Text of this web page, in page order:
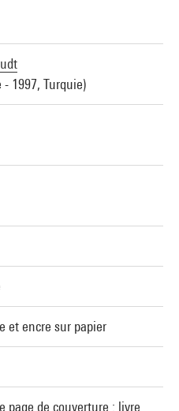
- 1997, Turquie)
et encre sur papier
page de couverture : livre